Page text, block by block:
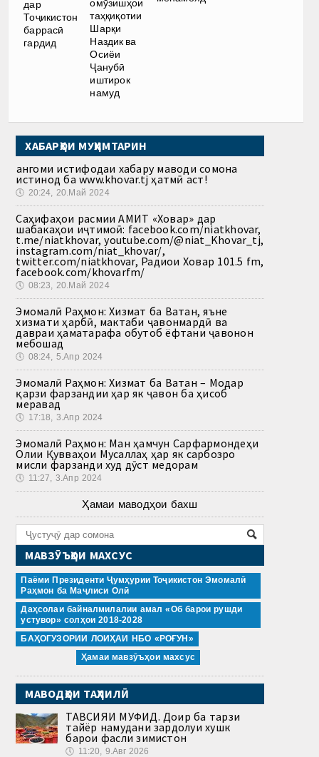
дар
Тоҷикистон
баррасӣ
гардид
омӯзишҳои
таҳқиқотии
Шарқи
Наздик ва
Осиёи
Ҷанубӣ
иштирок
намуд
ХАБАРҲОИ МУҲИМТАРИН
Ҳангоми истифодаи хабару маводи сомона
истинод ба www.khovar.tj ҳатмӣ аст!
🕔 20:24, 20.Май 2024
Саҳифаҳои расмии АМИТ «Ховар» дар
шабакаҳои иҷтимоӣ: facebook.com/niatkhovar,
t.me/niatkhovar, youtube.com/@niat_Khovar_tj,
instagram.com/niat_khovar/,
twitter.com/niatkhovar, Радиои Ховар 101.5 fm,
facebook.com/khovarfm/
🕔 08:23, 20.Май 2024
Эмомалӣ Раҳмон: Хизмат ба Ватан, яъне
хизмати ҳарбӣ, мактаби ҷавонмардӣ ва
давраи ҳаматарафа обутоб ёфтани ҷавонон
мебошад
🕔 08:24, 5.Апр 2024
Эмомалӣ Раҳмон: Хизмат ба Ватан – Модар
қарзи фарзандии ҳар як ҷавон ба ҳисоб
меравад
🕔 17:18, 3.Апр 2024
Эмомалӣ Раҳмон: Ман ҳамчун Сарфармондеҳи
Олии Қувваҳои Мусаллаҳ ҳар як сарбозро
мисли фарзанди худ дӯст медорам
🕔 11:27, 3.Апр 2024
Ҳамаи маводҳои бахш
МАВЗӮЪҲОИ МАХСУС
Паёми Президенти Ҷумҳурии Тоҷикистон Эмомалӣ
Раҳмон ба Маҷлиси Олӣ
Даҳсолаи байналмилалии амал «Об барои рушди
устувор» солҳои 2018-2028
БАҲОГУЗОРИИ ЛОИҲАИ НБО «РОҒУН»
Ҳамаи мавзӯъҳои махсус
МАВОДҲОИ ТАҲЛИЛӢ
ТАВСИЯИ МУФИД. Доир ба тарзи
тайёр намудани зардолуи хушк
барои фасли зимистон
🕔 11:20, 9.Авг 2026